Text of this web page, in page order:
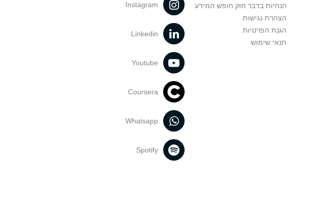
הנחיות בדבר חוק חופש המידע
הצהרת נגישות
הגנת הפרטיות
תנאי שימוש
Instagram
Linkedin
Youtube
Coursera
Whatsapp
Spotify